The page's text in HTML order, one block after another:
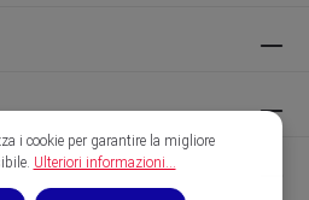
i cookie per garantire la migliore
Ulteriori informazioni...